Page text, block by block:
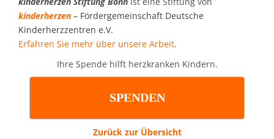
kinderherzen – Fördergemeinschaft Deutsche
Kinderherzzentren e.V.
Erfahren Sie mehr über unsere Arbeit.
Ihre Spende hilft herzkranken Kindern.
SPENDEN
Zurück zur Übersicht